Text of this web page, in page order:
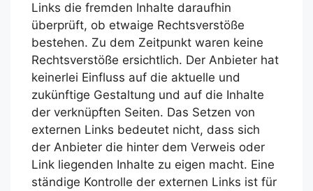
Links die fremden Inhalte daraufhin
überprüft, ob etwaige Rechtsverstöße
bestehen. Zu dem Zeitpunkt waren keine
Rechtsverstöße ersichtlich. Der Anbieter hat
keinerlei Einfluss auf die aktuelle und
zukünftige Gestaltung und auf die Inhalte
der verknüpften Seiten. Das Setzen von
externen Links bedeutet nicht, dass sich
der Anbieter die hinter dem Verweis oder
Link liegenden Inhalte zu eigen macht. Eine
ständige Kontrolle der externen Links ist für